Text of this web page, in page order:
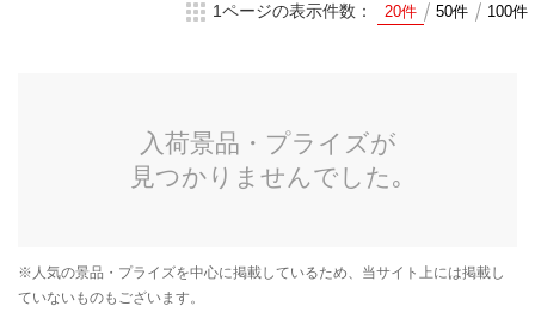
1ページの表示件数： 20件 50件 100件